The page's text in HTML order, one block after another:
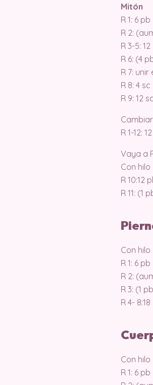
Mitón
R 1: 6
R 2:
R 3-5:
R 6: (4
R 7:
R 8: 4
R 9: 12 sc
R 1-12:
Vaya a
Con hilo
R 10:12
R 11: (1
Con
R 1: 6
R 2:
R 3: (1
R 4-
Con
R 1: 6